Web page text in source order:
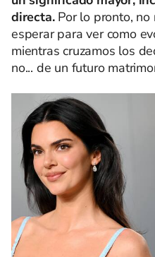
directa. Por lo pronto,
esperar para ver como
mientras cruzamos los
no... de un futuro